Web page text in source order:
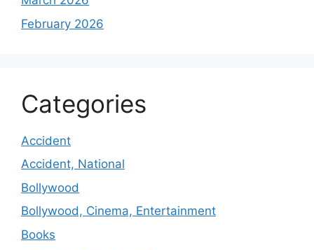
February 2026
Categories
Accident
Accident, National
Bollywood
Bollywood, Cinema, Entertainment
Books